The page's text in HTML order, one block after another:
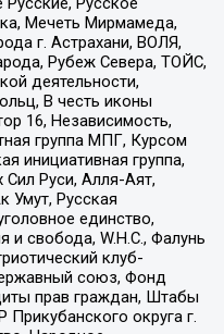
Мечеть Мирмамеда,
г. Астрахани, ВОЛЯ,
Рубеж Севера, ТОЙС,
деятельности,
В честь иконы
16, Независимость,
группа МПГ, Курсом
инициативная группа,
Руси, Алля-Аят,
Умут, Русская
единство,
и свобода, W.H.С., Фалунь
клуб-
союз, Фонд
прав граждан, Штабы
округа г.